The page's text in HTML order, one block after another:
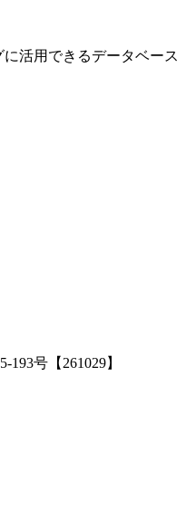
活用できるデータベース
号【261029】